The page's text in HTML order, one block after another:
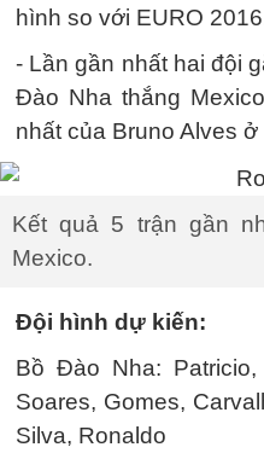
hình so với EURO
- Lần gần nhất hai đội
Đào Nha thắng
nhất của Bruno Alves ở
Kết quả 5 trận gần
Mexico.
Đội hình dự kiến:
Bồ Đào Nha: Patricio,
Soares, Gomes,
Silva, Ronaldo